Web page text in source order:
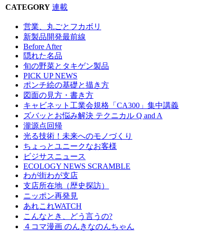
CATEGORY 連載
営業、丸ごとフカボリ
新製品開発最前線
Before After
隠れた名品
旬の野菜とタキゲン製品
PICK UP NEWS
ポンチ絵の基礎と描き方
図面の見方・書き方
キャビネット工業会規格「CA300」集中講義
ズバッとお悩み解決 テクニカル Q and A
瀧源点回帰
光る技術！未来へのモノづくり
ちょっとユニークなお客様
ビジサスニュース
ECOLOGY NEWS SCRAMBLE
わが街わが支店
支店所在地（歴史探訪）
ニッポン再発見
あれこれWATCH
こんなとき、どう言うの?
４コマ漫画 のんきなのんちゃん